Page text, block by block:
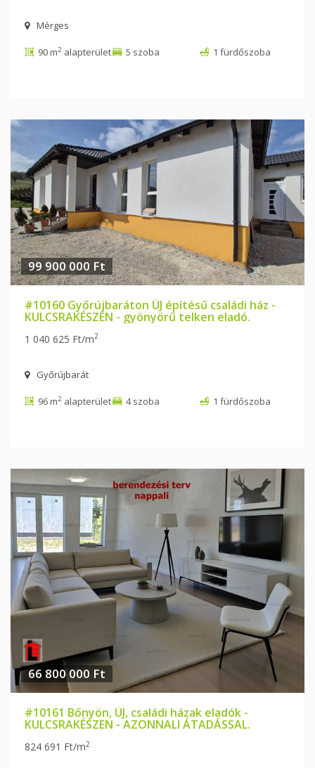
Mérges
90 m2 alapterület 5 szoba 1 fürdőszoba
99 900 000 Ft
#10160 Győrújbaráton ÚJ építésű családi ház -
KULCSRAKÉSZEN - gyönyörű telken eladó.
1 040 625 Ft/m2
Győrújbarát
96 m2 alapterület 4 szoba 1 fürdőszoba
66 800 000 Ft
#10161 Bőnyön, ÚJ, családi házak eladók -
KULCSRAKÉSZEN - AZONNALI ÁTADÁSSAL.
824 691 Ft/m2